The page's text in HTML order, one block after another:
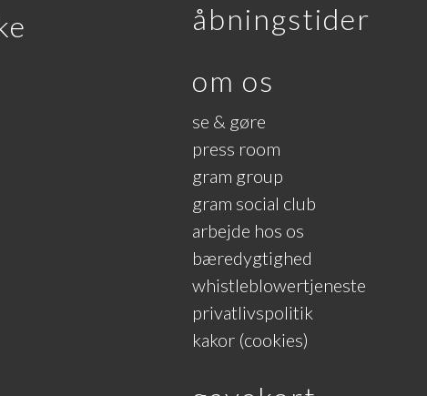
åbningstider
om os
se & gøre
press room
gram group
gram social club
arbejde hos os
bæredygtighed
whistleblowertjeneste
privatlivspolitik
kakor (cookies)